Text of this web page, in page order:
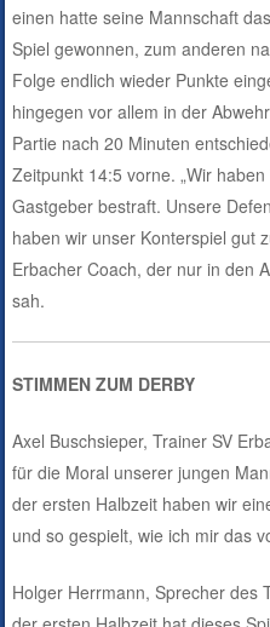
einen hatte seine Mannschaft
Spiel gewonnen, zum anderen
Folge endlich wieder Punkte
hingegen vor allem in der
Partie nach 20 Minuten
Zeitpunkt 14:5 vorne. „Wir
Gastgeber bestraft. Unsere
haben wir unser Konterspiel gut
Erbacher Coach, der nur in den
sah.
STIMMEN ZUM DERBY
Axel Buschsieper, Trainer SV
für die Moral unserer jungen
der ersten Halbzeit haben wir
und so gespielt, wie ich mir das
Holger Herrmann, Sprecher des